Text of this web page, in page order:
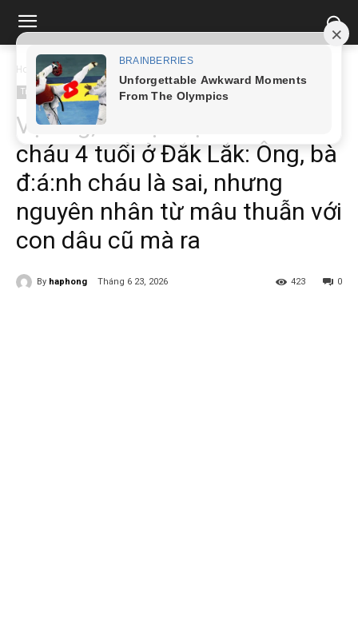
Home Tin tức Vụ ông, bà nội b:ạ:o h:à:nh cháu 4 tuổi ở Đắk Lắk:...
Tin tức
Vụ ông, bà nội b:ạ:o h:à:nh
cháu 4 tuổi ở Đắk Lắk: Ông, bà
đ:á:nh cháu là sai, nhưng
nguyên nhân từ mâu thuẫn với
con dâu cũ mà ra
By haphong Tháng 6 23, 2026 0
423